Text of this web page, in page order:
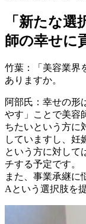
「新たな
師の幸せに
竹葉：「美容業界
ありますか。
阿部氏：幸せの形
やす」ことで美容
ちたいという方に
していますし、妊
という方に対して
チする予定です。
また、事業承継に
Aという選択肢を